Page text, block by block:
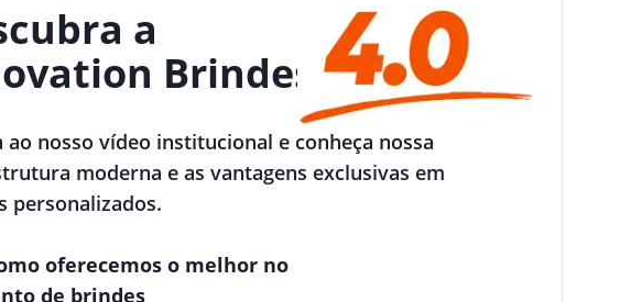
a
Brindes
ao nosso vídeo institucional e conheça nossa
moderna e as vantagens exclusivas em
personalizados.
oferecemos o melhor no
de brindes